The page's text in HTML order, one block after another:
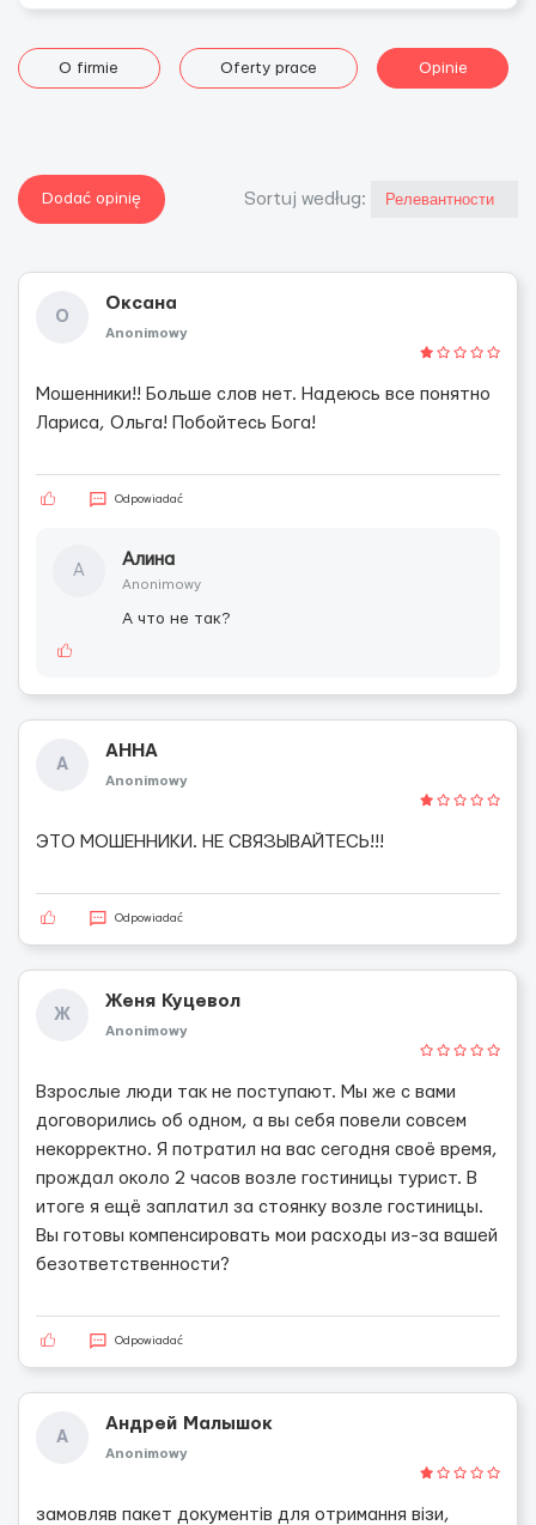
O firmie Oferty prace Opinie
Dodać opinię Sortuj według:
О
Оксана
Anonimowy
Мошенники!! Больше слов нет. Надеюсь все понятно
Лариса, Ольга! Побойтесь Бога!
Odpowiadać
А
Алина
Anonimowy
А что не так?
А
АННА
Anonimowy
ЭТО МОШЕННИКИ. НЕ СВЯЗЫВАЙТЕСЬ!!!
Odpowiadać
Ж
Женя Куцевол
Anonimowy
Взрослые люди так не поступают. Мы же с вами
договорились об одном, а вы себя повели совсем
некорректно. Я потратил на вас сегодня своё время,
прождал около 2 часов возле гостиницы турист. В
итоге я ещё заплатил за стоянку возле гостиницы.
Вы готовы компенсировать мои расходы из-за вашей
безответственности?
Odpowiadać
А
Андрей Малышок
Anonimowy
замовляв пакет документів для отримання візи,